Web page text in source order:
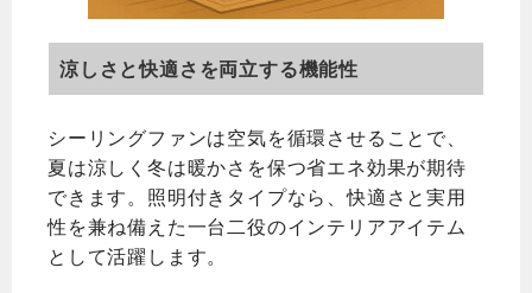
涼しさと快適さを両立する機能性
シーリングファンは空気を循環させることで、
夏は涼しく冬は暖かさを保つ省エネ効果が期待
できます。照明付きタイプなら、快適さと実用
性を兼ね備えた一台二役のインテリアアイテム
として活躍します。